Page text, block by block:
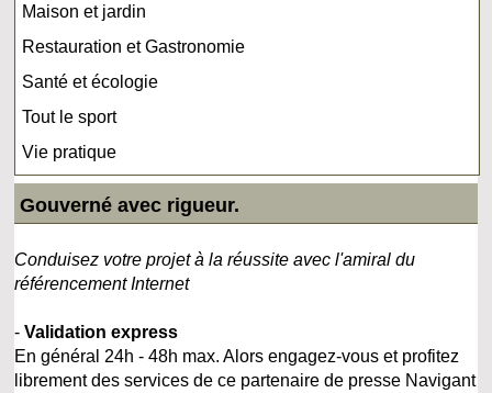
Maison et jardin
Restauration et Gastronomie
Santé et écologie
Tout le sport
Vie pratique
Gouverné avec rigueur.
Conduisez votre projet à la réussite avec l'amiral du
référencement Internet
-Validation express
En général 24h - 48h max. Alors engagez-vous et profitez
librement des services de ce partenaire de presse Navigant